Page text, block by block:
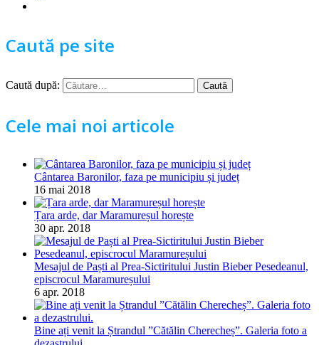
Caută pe site
Caută după:
Cele mai noi articole
Cântarea Baronilor, faza pe municipiu și județ
16 mai 2018
Țara arde, dar Maramureșul horește
30 apr. 2018
Mesajul de Paști al Prea-Sictiritului Justin Bieber Pesedeanul,
episcrocul Maramureșului
6 apr. 2018
Bine ați venit la Ștrandul ”Cătălin Cherecheș”. Galeria foto a